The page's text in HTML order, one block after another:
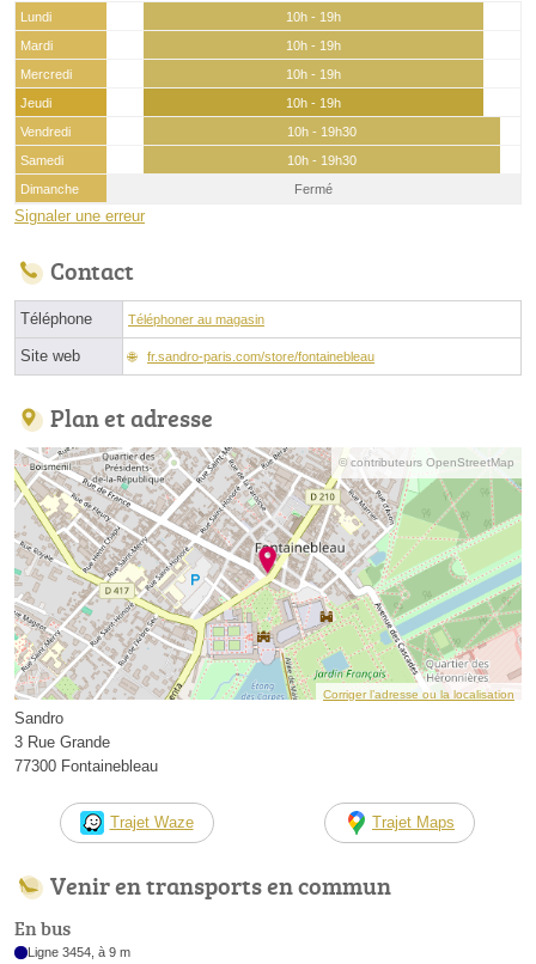
Lundi
10h - 19h
Mardi
10h - 19h
Mercredi
10h - 19h
Jeudi
10h - 19h
Vendredi
10h - 19h30
Samedi
10h - 19h30
Dimanche
Fermé
Signaler une erreur
Contact
Téléphone Téléphoner au magasin
Site web fr.sandro-paris.com/store/fontainebleau
Plan et adresse
© contributeurs OpenStreetMap
Corriger l’adresse ou la localisation
Sandro
3 Rue Grande
77300 Fontainebleau
Trajet Waze Trajet Maps
Venir en transports en commun
En bus
Ligne 3454, à 9 m